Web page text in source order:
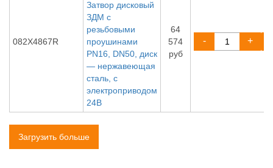
082X4867R
Затвор дисковый
ЗДМ с
резьбовыми
проушинами
PN16, DN50, диск
— нержавеющая
сталь, с
электроприводом
24В
64
574
руб
- +
Загрузить больше